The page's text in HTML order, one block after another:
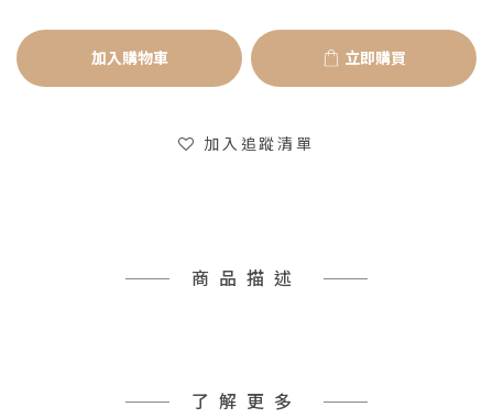
加入購物車 立即購買
加入追蹤清單
商品描述
了解更多